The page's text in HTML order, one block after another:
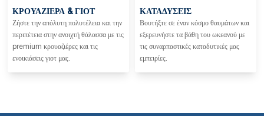
ΚΡΟΥΑΖΙΈΡΑ & ΓΙΟΤ
Ζήστε την απόλυτη πολυτέλεια και την
περιπέτεια στην ανοιχτή θάλασσα με τις
premium κρουαζιέρες και τις
ενοικιάσεις γιοτ μας.
ΚΑΤΑΔΎΣΕΙΣ
Βουτήξτε σε έναν κόσμο θαυμάτων και
εξερευνήστε τα βάθη του ωκεανού με
τις συναρπαστικές καταδυτικές μας
εμπειρίες.